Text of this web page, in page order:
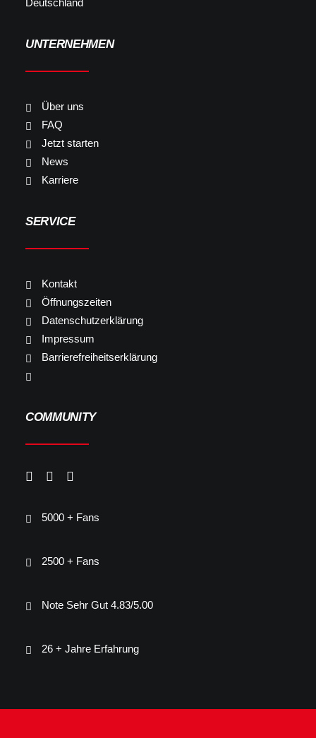
Deutschland
UNTERNEHMEN
Über uns
FAQ
Jetzt starten
News
Karriere
SERVICE
Kontakt
Öffnungszeiten
Datenschutzerklärung
Impressum
Barrierefreiheitserklärung
COMMUNITY
5000 + Fans
2500 + Fans
Note Sehr Gut 4.83/5.00
26 + Jahre Erfahrung